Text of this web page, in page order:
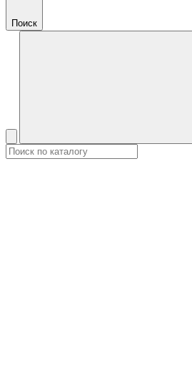
Поиск